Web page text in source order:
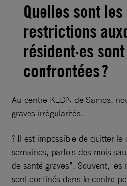
Quelles sont les
restrictions
résident·es sont
confrontées ?
Au centre KEDN de Samos,
graves irrégularités.
? Il est impossible de quitter le
semaines, parfois des mois
de santé graves”. Souvent, les
sont confinés dans le centre